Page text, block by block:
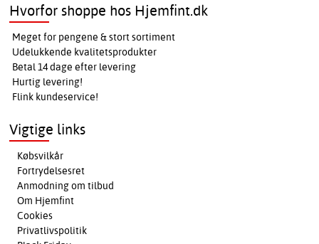
Hvorfor shoppe hos Hjemfint.dk
Meget for pengene & stort sortiment
Udelukkende kvalitetsprodukter
Betal 14 dage efter levering
Hurtig levering!
Flink kundeservice!
Vigtige links
Købsvilkår
Fortrydelsesret
Anmodning om tilbud
Om Hjemfint
Cookies
Privatlivspolitik